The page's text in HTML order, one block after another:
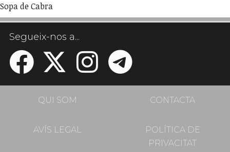
Sopa de Cabra
Segueix-nos a...
QUI SOM CONTACTA
AVÍS LEGAL
POLÍTICA DE
PRIVACITAT